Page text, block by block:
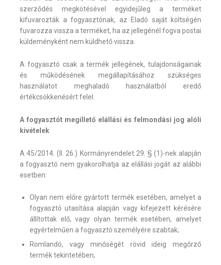
szerződés megkötésével egyidejűleg a terméket
kifuvarozták a fogyasztónak, az Eladó saját költségén
fuvarozza vissza a terméket, ha az jellegénél fogva postai
küldeményként nem küldhető vissza.
A fogyasztó csak a termék jellegének, tulajdonságainak
és működésének megállapításához szükséges
használatot meghaladó használatból eredő
értékcsökkenésért felel.
A fogyasztót megillető elállási és felmondási jog alóli
kivételek
A 45/2014. (II. 26.) Kormányrendelet 29. § (1)-nek alapján
a fogyasztó nem gyakorolhatja az elállási jogát az alábbi
esetben:
Olyan nem előre gyártott termék esetében, amelyet a
fogyasztó utasítása alapján vagy kifejezett kérésére
állítottak elő, vagy olyan termék esetében, amelyet
egyértelműen a fogyasztó személyére szabtak;
Romlandó, vagy minőségét rövid ideig megőrző
termék tekintetében;